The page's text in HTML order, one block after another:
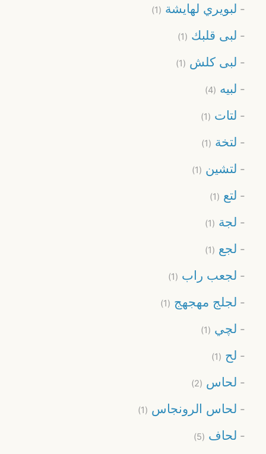
لبويري لهايشة (1)
لبى قلبك (1)
لبى كلش (1)
لبيه (4)
لتات (1)
لتخة (1)
لتشين (1)
لتع (1)
لجة (1)
لجع (1)
لجعب راب (1)
لجلج مهجهج (1)
لچي (1)
لح (1)
لحاس (2)
لحاس الرونجاس (1)
لحاف (5)